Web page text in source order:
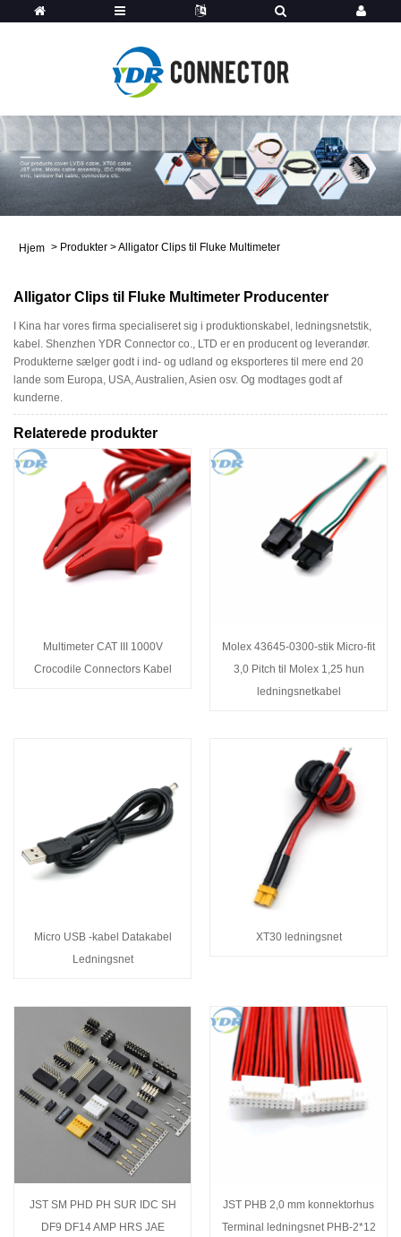
Hjem > Produkter >Alligator Clips til Fluke Multimeter
Alligator Clips til Fluke Multimeter Producenter
I Kina har vores firma specialiseret sig i produktionskabel, ledningsnetstik,
kabel. Shenzhen YDR Connector co., LTD er en producent og leverandør.
Produkterne sælger godt i ind- og udland og eksporteres til mere end 20
lande som Europa, USA, Australien, Asien osv. Og modtages godt af
kunderne.
Relaterede produkter
Multimeter CAT III 1000V
Crocodile Connectors Kabel
Molex 43645-0300-stik Micro-fit
3,0 Pitch til Molex 1,25 hun
ledningsnetkabel
Micro USB -kabel Datakabel
Ledningsnet
XT30 ledningsnet
JST SM PHD PH SUR IDC SH
DF9 DF14 AMP HRS JAE
JST PHB 2,0 mm konnektorhus
Terminal ledningsnet PHB-2*12